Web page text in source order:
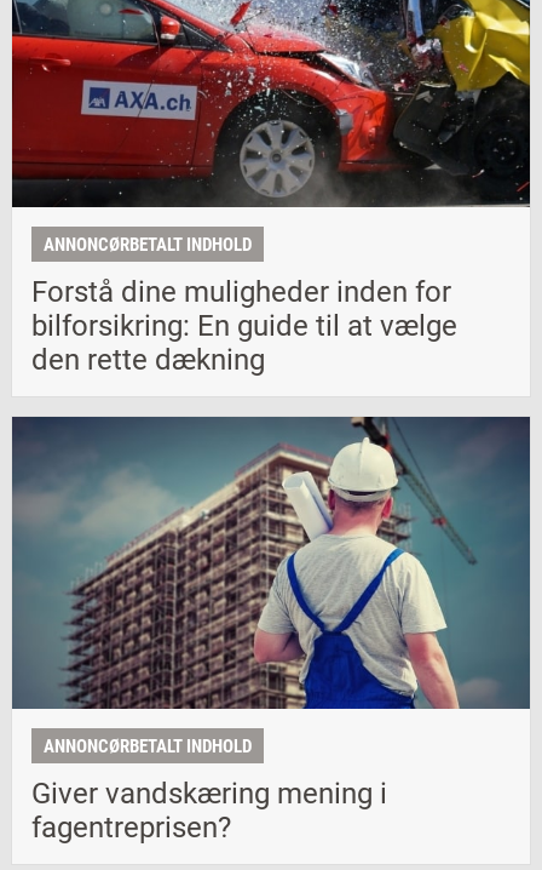
ANNONCØRBETALT INDHOLD
Forstå dine muligheder inden for
bilforsikring: En guide til at vælge
den rette dækning
ANNONCØRBETALT INDHOLD
Giver vandskæring mening i
fagentreprisen?